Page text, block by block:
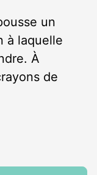
un
à laquelle
À
de